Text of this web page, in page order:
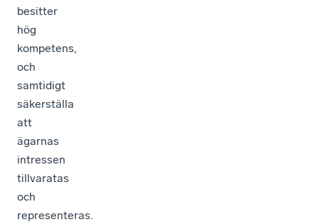
besitter
hög
kompetens,
och
samtidigt
säkerställa
att
ägarnas
intressen
tillvaratas
och
representeras.